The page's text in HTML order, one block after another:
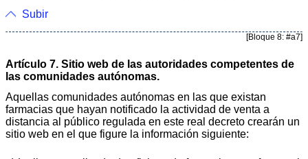
Subir
[Bloque 8: #a7]
Artículo 7. Sitio web de las autoridades competentes de
las comunidades autónomas.
Aquellas comunidades autónomas en las que existan
farmacias que hayan notificado la actividad de venta a
distancia al público regulada en este real decreto crearán un
sitio web en el que figure la información siguiente: